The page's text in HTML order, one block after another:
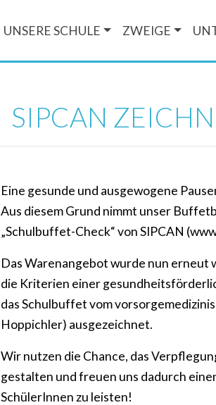
UNSERE SCHULE ZWEIGE
SIPCAN
Eine gesunde und ausgewogene
Aus diesem Grund nimmt unser
„Schulbuffet-Check“ von SIPCAN
Das Warenangebot wurde nun
die Kriterien einer
das Schulbuffet vom
Hoppichler) ausgezeichnet.
Wir nutzen die Chance, das
gestalten und freuen uns dadurch
SchülerInnen zu leisten!